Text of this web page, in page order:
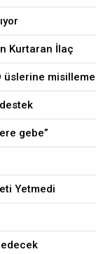
Kurtaran İlaç
üslerine misilleme
gebe”
Yetmedi
edecek